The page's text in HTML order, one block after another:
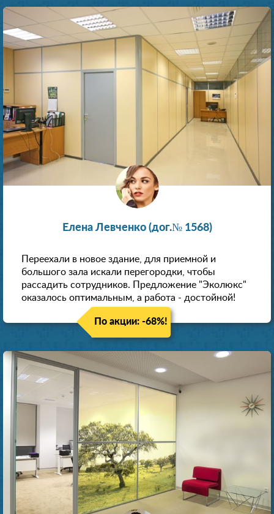
Елена Левченко (дог.№ 1568)
Переехали в новое здание, для приемной и
большого зала искали перегородки, чтобы
рассадить сотрудников. Предложение "Эколюкс"
оказалось оптимальным, а работа - достойной!
По акции: -68%!